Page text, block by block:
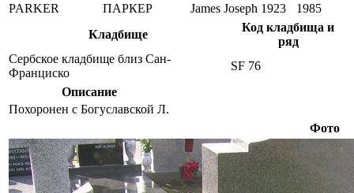
PARKER
ПАРКЕР James Joseph 1923
1985
Кладбище
Код кладбища и
ряд
Сербское кладбище близ Сан-
Франциско
SF 76
Описание
Похоронен с Богуславской Л.
Фото